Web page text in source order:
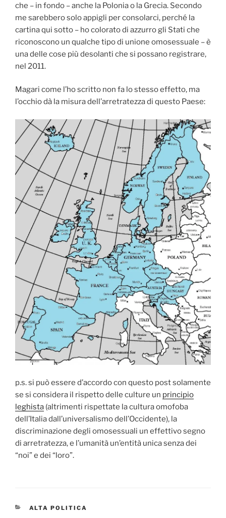
che – in fondo – anche la Polonia o la Grecia. Secondo
me sarebbero solo appigli per consolarci, perché la
cartina qui sotto – ho colorato di azzurro gli Stati che
riconoscono un qualche tipo di unione omosessuale – è
una delle cose più desolanti che si possano registrare,
nel 2011.
Magari come l’ho scritto non fa lo stesso effetto, ma
l’occhio dà la misura dell’arretratezza di questo Paese:
p.s. si può essere d’accordo con questo post solamente
se si considera il rispetto delle culture un principio
leghista (altrimenti rispettate la cultura omofoba
dell’Italia dall’universalismo dell’Occidente), la
discriminazione degli omosessuali un effettivo segno
di arretratezza, e l’umanità un’entità unica senza dei
“noi” e dei “loro”.
CATEGORIES
ALTA POLITICA